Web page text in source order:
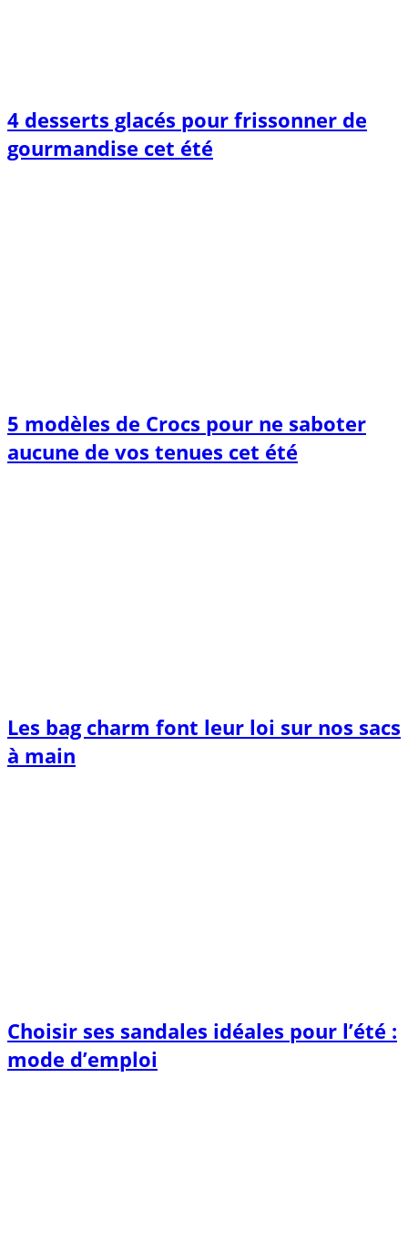
4 desserts glacés pour frissonner de
gourmandise cet été
5 modèles de Crocs pour ne saboter
aucune de vos tenues cet été
Les bag charm font leur loi sur nos sacs
à main
Choisir ses sandales idéales pour l’été :
mode d’emploi